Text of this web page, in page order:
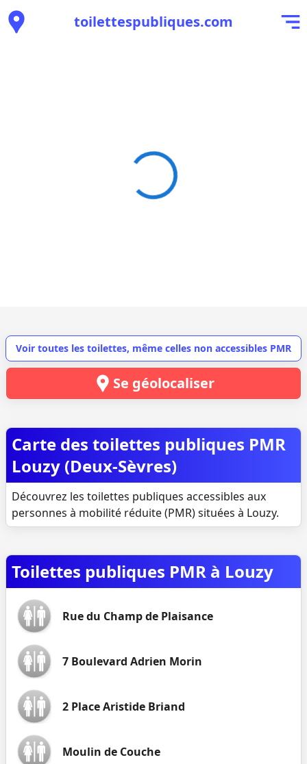
toilettespubliques.com
Voir toutes les toilettes, même celles non accessibles PMR
Se géolocaliser
Carte des toilettes publiques PMR
Louzy (Deux-Sèvres)
Découvrez les toilettes publiques accessibles aux
personnes à mobilité réduite (PMR) situées à Louzy.
Toilettes publiques PMR à Louzy
Rue du Champ de Plaisance
7 Boulevard Adrien Morin
2 Place Aristide Briand
Moulin de Couche